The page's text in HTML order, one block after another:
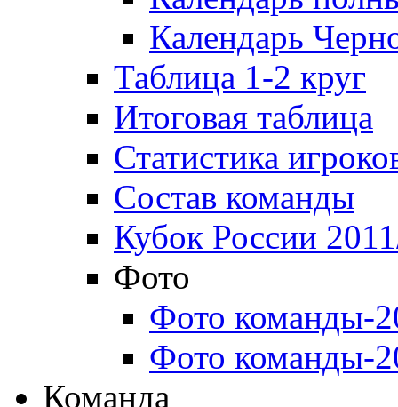
Календарь
Таблица 1-2 круг
Итоговая таблица
Статистика
Состав команды
Кубок России
Фото
Фото команды-
Фото команды-
Команда